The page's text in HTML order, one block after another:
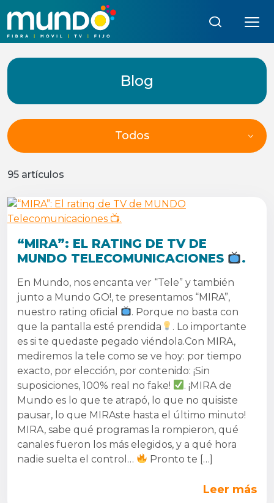
Blog
Todos
95 artículos
“MIRA”: EL RATING DE TV DE
MUNDO TELECOMUNICACIONES
.
En Mundo, nos encanta ver “Tele” y también
junto a Mundo GO!, te presentamos “MIRA”,
nuestro rating oficial
. Porque no basta con
que la pantalla esté prendida
. Lo importante
es si te quedaste pegado viéndola.Con MIRA,
mediremos la tele como se ve hoy: por tiempo
exacto, por elección, por contenido: ¡Sin
suposiciones, 100% real no fake!
. ¡MIRA de
Mundo es lo que te atrapó, lo que no quisiste
pausar, lo que MIRAste hasta el último minuto!
MIRA, sabe qué programas la rompieron, qué
canales fueron los más elegidos, y a qué hora
nadie suelta el control…
Pronto te […]
Leer más